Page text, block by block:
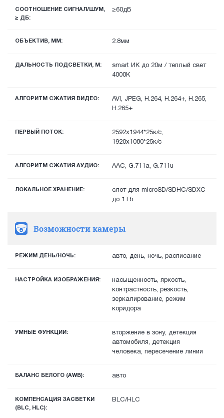
СООТНОШЕНИЕ СИГНАЛ/ШУМ,
≥ ДБ:
≥60дБ
ОБЪЕКТИВ, ММ: 2.8мм
ДАЛЬНОСТЬ ПОДСВЕТКИ, М:
smart ИК до 20м / теплый свет
4000К
АЛГОРИТМ СЖАТИЯ ВИДЕО:
AVI, JPEG, H.264, H.264+, H.265,
H.265+
ПЕРВЫЙ ПОТОК:
2592x1944*25к/с,
1920х1080*25к/с
АЛГОРИТМ СЖАТИЯ АУДИО: AAC, G.711a, G.711u
ЛОКАЛЬНОЕ ХРАНЕНИЕ:
слот для microSD/SDHC/SDXC
до 1Тб
Возможности камеры
РЕЖИМ ДЕНЬ/НОЧЬ: авто, день, ночь, расписание
НАСТРОЙКА ИЗОБРАЖЕНИЯ:
насыщенность, яркость,
контрастность, резкость,
зеркалирование, режим
коридора
УМНЫЕ ФУНКЦИИ:
вторжение в зону, детекция
автомобиля, детекция
человека, пересечение линии
БАЛАНС БЕЛОГО (AWB): авто
КОМПЕНСАЦИЯ ЗАСВЕТКИ
(BLC, HLC):
BLC/HLC